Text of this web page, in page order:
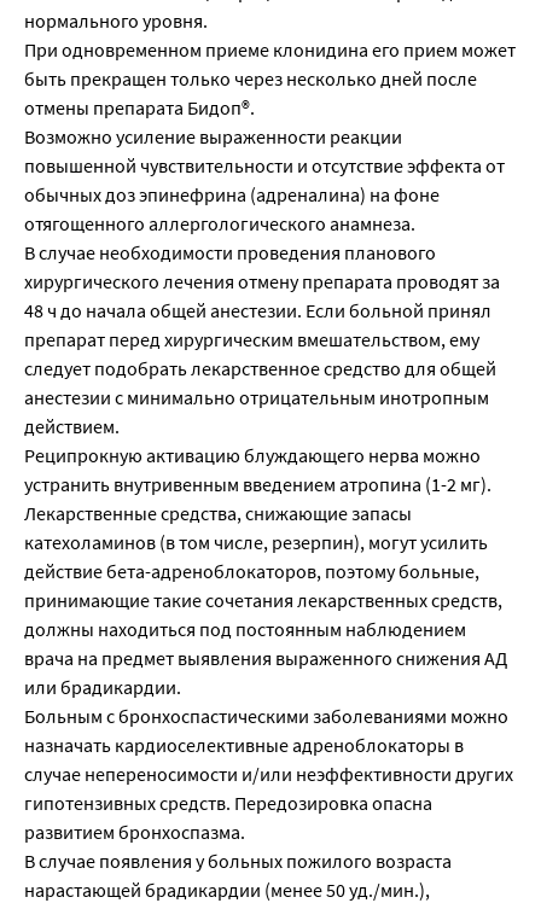
нормального уровня.
При одновременном приеме клонидина его прием может
быть прекращен только через несколько дней после
отмены препарата Бидоп®.
Возможно усиление выраженности реакции
повышенной чувствительности и отсутствие эффекта от
обычных доз эпинефрина (адреналина) на фоне
отягощенного аллергологического анамнеза.
В случае необходимости проведения планового
хирургического лечения отмену препарата проводят за
48 ч до начала общей анестезии. Если больной принял
препарат перед хирургическим вмешательством, ему
следует подобрать лекарственное средство для общей
анестезии с минимально отрицательным инотропным
действием.
Реципрокную активацию блуждающего нерва можно
устранить внутривенным введением атропина (1-2 мг).
Лекарственные средства, снижающие запасы
катехоламинов (в том числе, резерпин), могут усилить
действие бета-адреноблокаторов, поэтому больные,
принимающие такие сочетания лекарственных средств,
должны находиться под постоянным наблюдением
врача на предмет выявления выраженного снижения АД
или брадикардии.
Больным с бронхоспастическими заболеваниями можно
назначать кардиоселективные адреноблокаторы в
случае непереносимости и/или неэффективности других
гипотензивных средств. Передозировка опасна
развитием бронхоспазма.
В случае появления у больных пожилого возраста
нарастающей брадикардии (менее 50 уд./мин.),